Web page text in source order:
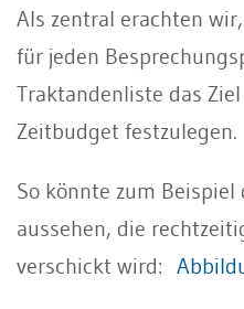
Als zentral erachten
für jeden
Traktandenliste das
Zeitbudget festzulegen.
So könnte zum
aussehen, die
verschickt wird: